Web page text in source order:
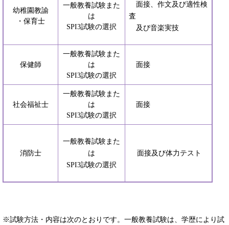
幼稚園教諭
・保育士
一般教養試験また
は
SPI3試験の選択
面接、作文及び適性検
査
及び音楽実技
保健師
一般教養試験また
は
SPI3試験の選択
面接
社会福祉士
一般教養試験また
は
SPI3試験の選択
面接
消防士
一般教養試験また
は
SPI3試験の選択
面接及び体力テスト
※試験方法・内容は次のとおりです。一般教養試験は、学歴により試